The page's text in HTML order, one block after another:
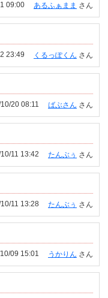
あるふぁまま さん
09:00
くるっぽくん さん
23:49
ばぶさん さん
20 08:11
たんぶぅ さん
11 13:42
たんぶぅ さん
11 13:28
うかりん さん
09 15:01